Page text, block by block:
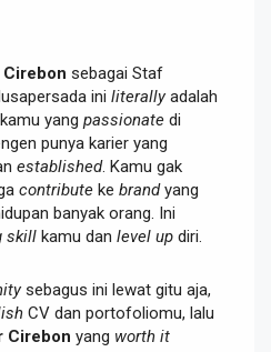
sebagai Staf
ini literallyadalah
yang passionate di
punya karier yang
established. Kamu gak
contribute ke brandyang
banyak orang. Ini
skill kamu dan level up diri.
sebagus ini lewat gitu aja,
CV dan portofoliomu, lalu
Cirebon yang worth it